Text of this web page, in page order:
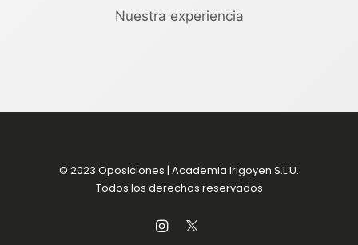
Nuestra experiencia
© 2023 Oposiciones | Academia Irigoyen S.L.U.
Todos los derechos reservados